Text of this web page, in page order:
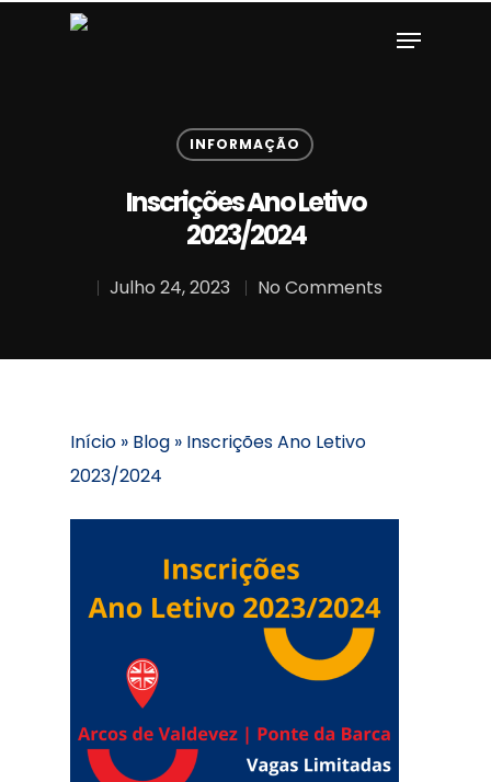
Hit enter to search or ESC to close
INFORMAÇÃO
Inscrições Ano Letivo
2023/2024
Julho 24, 2023 No Comments
Início » Blog » Inscrições Ano Letivo
2023/2024